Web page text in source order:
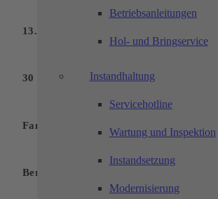
Betriebsanleitungen
Hol- und Bringservice
Instandhaltung
Servicehotline
Wartung und Inspektion
Instandsetzung
Modernisierung
13. Monatsgehalt
30 Tage Urlaub
Familiäre Unternehmenskultur
Berufskleidung